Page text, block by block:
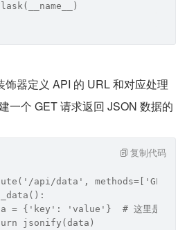
饰器定义 API 的 URL 和对应处理
一个 GET 请求返回 JSON 数据的
api/data',
= {'key': 'value'}  # 这里是你实
jsonify(data)
复制代码